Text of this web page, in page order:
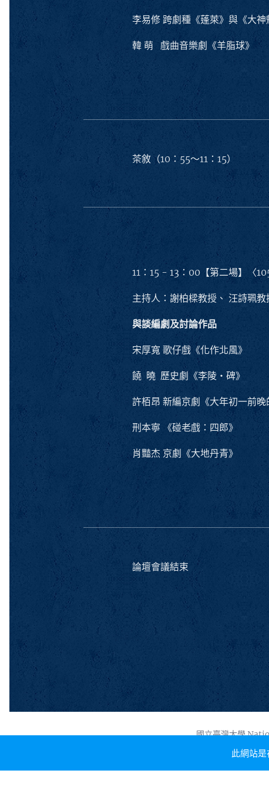
李易修 跨劇種《蓬萊》與《大神
韓 萌 戲曲音樂劇《羊脂球》
茶敘（10：55～11：15）
11：15 - 13：00【第二場】〈
主持人：謝柏樑教授、 汪詩珮教
與談編劇及討論作品
宋厚寬 歌仔戲《化作北風》
饒 曉 歷史劇《李陵‧碑》
許栢昂 新編京劇《大年初一前晚
刑本寧 《碰老戲：四郎》
肖豔杰 京劇《大地丹青》
論壇會議結束
國立臺灣大學
此網站